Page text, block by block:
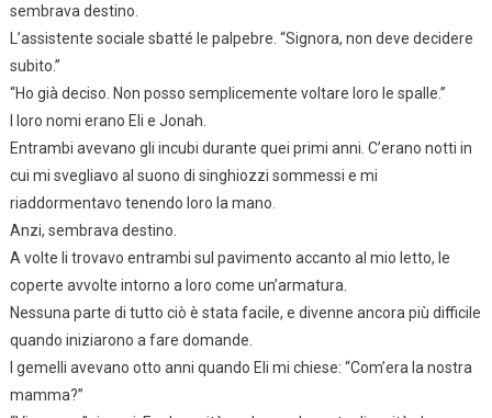
sembrava destino.
L’assistente sociale sbatté le palpebre. “Signora, non deve decidere
subito.”
“Ho già deciso. Non posso semplicemente voltare loro le spalle.”
I loro nomi erano Eli e Jonah.
Entrambi avevano gli incubi durante quei primi anni. C’erano notti in
cui mi svegliavo al suono di singhiozzi sommessi e mi
riaddormentavo tenendo loro la mano.
Anzi, sembrava destino.
A volte li trovavo entrambi sul pavimento accanto al mio letto, le
coperte avvolte intorno a loro come un’armatura.
Nessuna parte di tutto ciò è stata facile, e divenne ancora più difficile
quando iniziarono a fare domande.
I gemelli avevano otto anni quando Eli mi chiese: “Com’era la nostra
mamma?”